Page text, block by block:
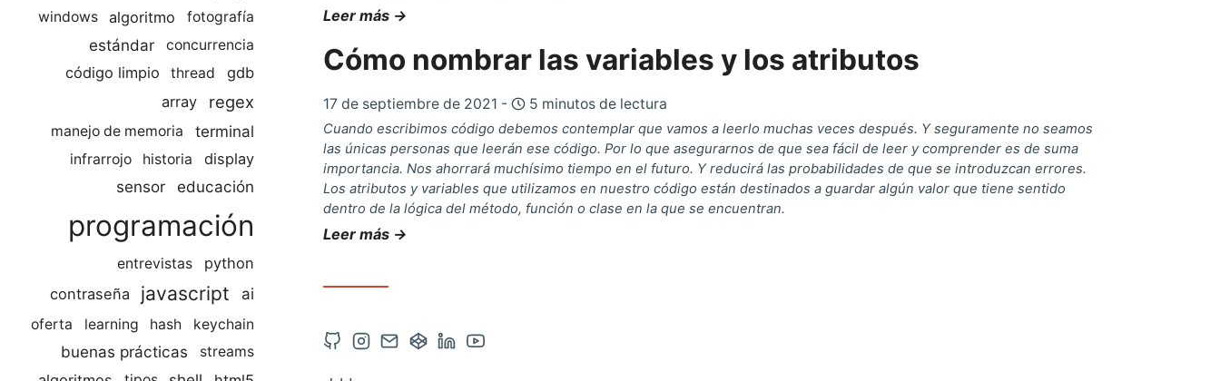
windows algoritmo fotografía
estándar concurrencia
código limpio thread
gdb
array
regex
manejo de memoria terminal
infrarrojo historia display
sensor educación
programación
entrevistas
python
contraseña
javascript ai
oferta learning hash keychain
buenas prácticas streams
Leer más →
Cómo nombrar las variables y los atributos
17 de septiembre de 2021 - 5 minutos de lectura
Cuando escribimos código debemos contemplar que vamos a leerlo muchas veces después. Y seguramente no seamos
las únicas personas que leerán ese código. Por lo que asegurarnos de que sea fácil de leer y comprender es de suma
importancia. Nos ahorrará muchísimo tiempo en el futuro. Y reducirá las probabilidades de que se introduzcan errores.
Los atributos y variables que utilizamos en nuestro código están destinados a guardar algún valor que tiene sentido
dentro de la lógica del método, función o clase en la que se encuentran.
Leer más →
AbrirAbrirContacto
AbrirAbrirAbrir